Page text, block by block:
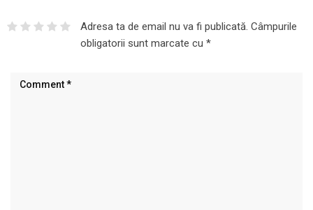
Adresa ta de email nu va fi publicată. Câmpurile
obligatorii sunt marcate cu *